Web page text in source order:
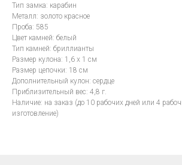
Тип замка: карабин
Металл: золото красное
Проба: 585
Цвет камней: белый
Тип камней: бриллианты
Размер кулона: 1,6 х 1 см
Размер цепочки: 18 см
Дополнительный кулон: сердце
Приблизительный вес: 4,8 г.
Наличие: на заказ (до 10 рабочих дней или 4
изготовление)